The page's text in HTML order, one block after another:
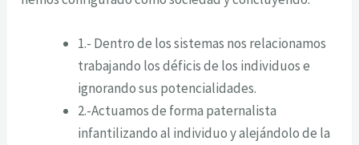
1.- Dentro de los sistemas nos relacionamos
trabajando los déficis de los individuos e
ignorando sus potencialidades.
2.-Actuamos de forma paternalista
infantilizando al individuo y alejándolo de la